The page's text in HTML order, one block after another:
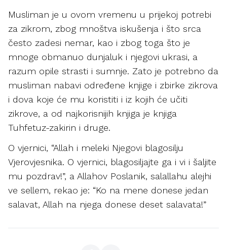
Musliman je u ovom vremenu u prijekoj potrebi
za zikrom, zbog mnoštva iskušenja i što srca
često zadesi nemar, kao i zbog toga što je
mnoge obmanuo dunjaluk i njegovi ukrasi, a
razum opile strasti i sumnje. Zato je potrebno da
musliman nabavi određene knjige i zbirke zikrova
i dova koje će mu koristiti i iz kojih će učiti
zikrove, a od najkorisnijih knjiga je knjiga
Tuhfetuz-zakirin i druge.
O vjernici, “Allah i meleki Njegovi blagosilju
Vjerovjesnika. O vjernici, blagosiljajte ga i vi i šaljite
mu pozdrav!”, a Allahov Poslanik, salallahu alejhi
ve sellem, rekao je: “Ko na mene donese jedan
salavat, Allah na njega donese deset salavata!”